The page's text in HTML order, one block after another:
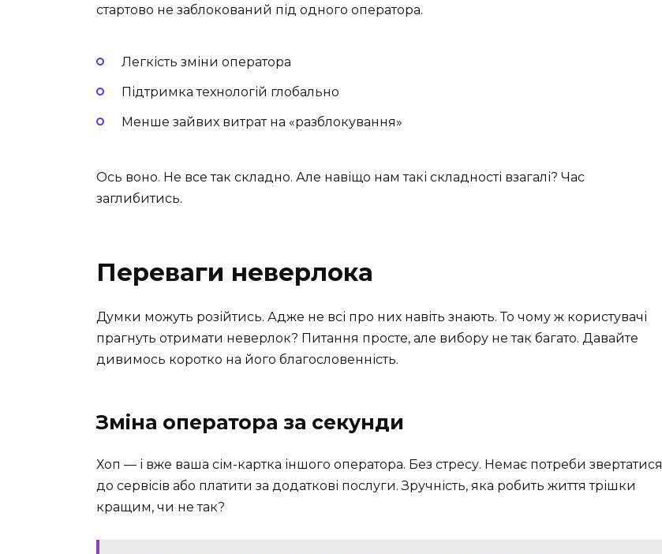
стартово не заблокований під одного оператора.
Легкість зміни оператора
Підтримка технологій глобально
Менше зайвих витрат на «разблокування»
Ось воно. Не все так складно. Але навіщо нам такі складності взагалі? Час
заглибитись.
Переваги неверлока
Думки можуть розійтись. Адже не всі про них навіть знають. То чому ж користувачі
прагнуть отримати неверлок? Питання просте, але вибору не так багато. Давайте
дивимось коротко на його благословенність.
Зміна оператора за секунди
Хоп — і вже ваша сім-картка іншого оператора. Без стресу. Немає потреби звертатися
до сервісів або платити за додаткові послуги. Зручність, яка робить життя трішки
кращим, чи не так?